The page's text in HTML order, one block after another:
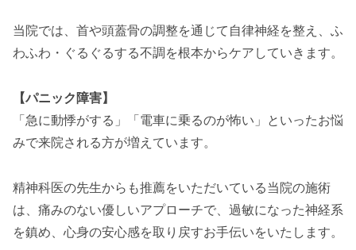
当院では、首や頭蓋骨の調整を通じて自律神経を整え、ふ
わふわ・ぐるぐるする不調を根本からケアしていきます。
【パニック障害】
「急に動悸がする」「電車に乗るのが怖い」といったお悩
みで来院される方が増えています。
精神科医の先生からも推薦をいただいている当院の施術
は、痛みのない優しいアプローチで、過敏になった神経系
を鎮め、心身の安心感を取り戻すお手伝いをいたします。